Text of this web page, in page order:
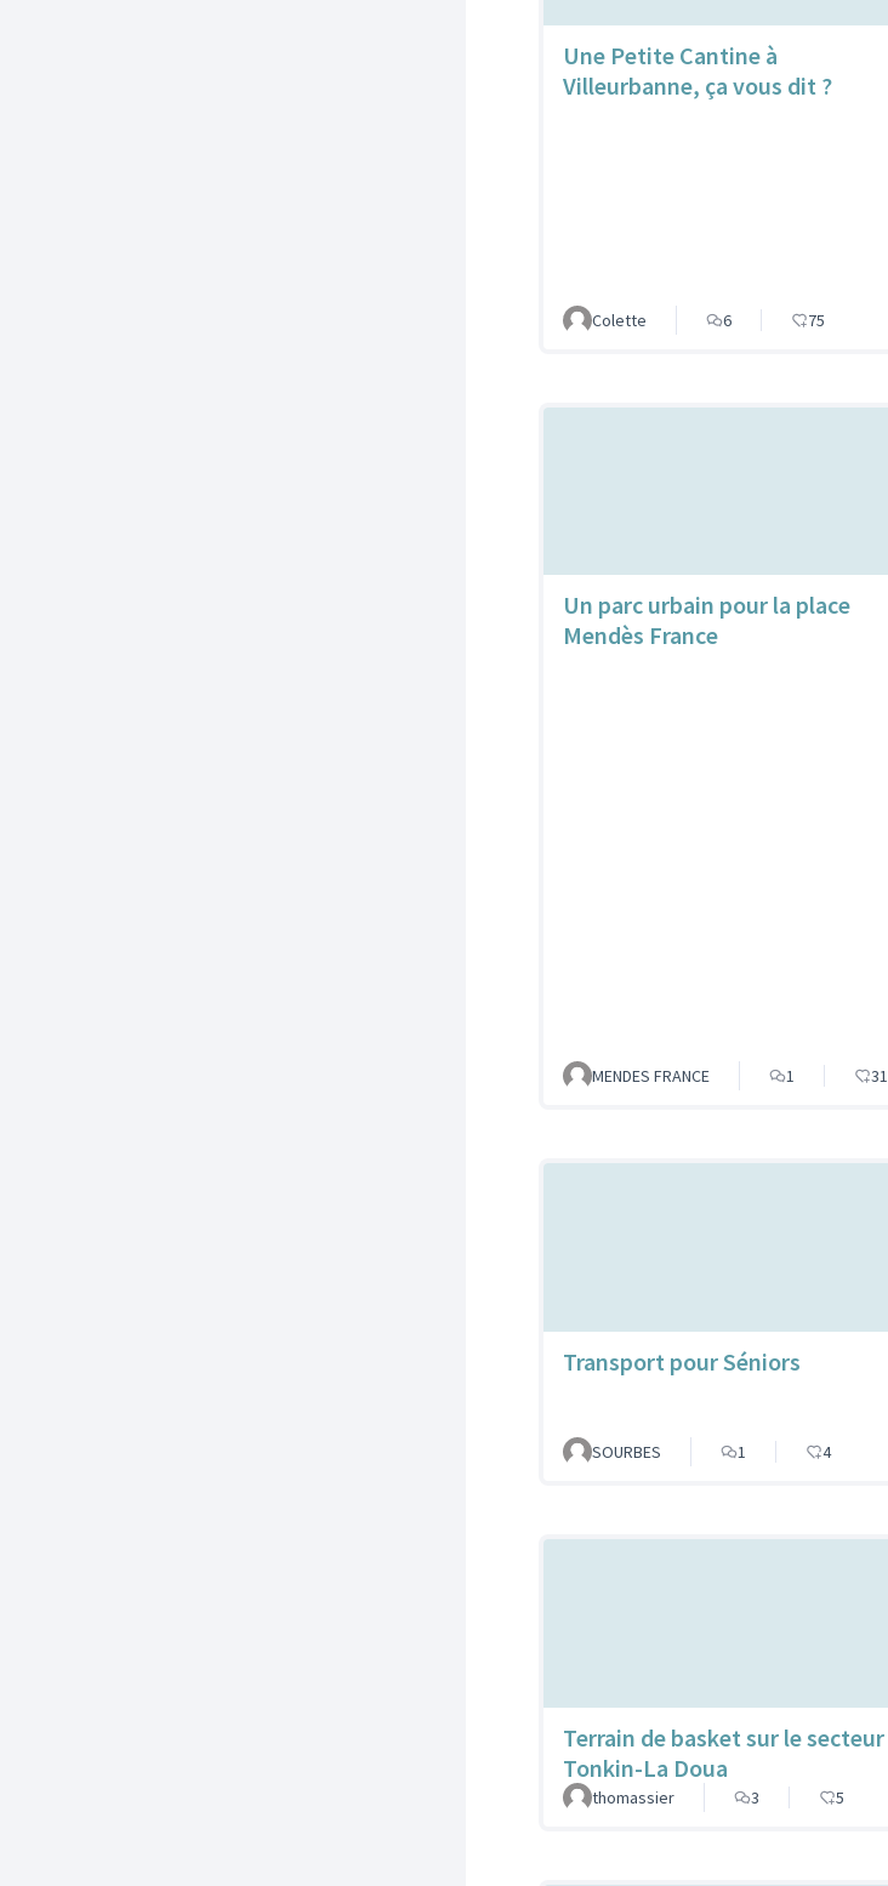
Une Petite Cantine à
Villeurbanne, ça vous dit ?
Colette 6 75
Un parc urbain pour la place
Mendès France
MENDES FRANCE 1 31
Transport pour Séniors
SOURBES 1 4
Terrain de basket sur le secteur
Tonkin-La Doua
thomassier 3 5